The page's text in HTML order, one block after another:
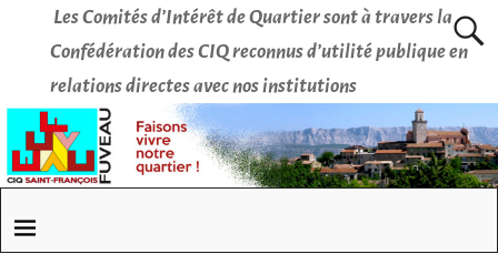
Les Comités d’Intérêt de Quartier sont à travers la
Confédération des CIQ reconnus d’utilité publique en
relations directes avec nos institutions